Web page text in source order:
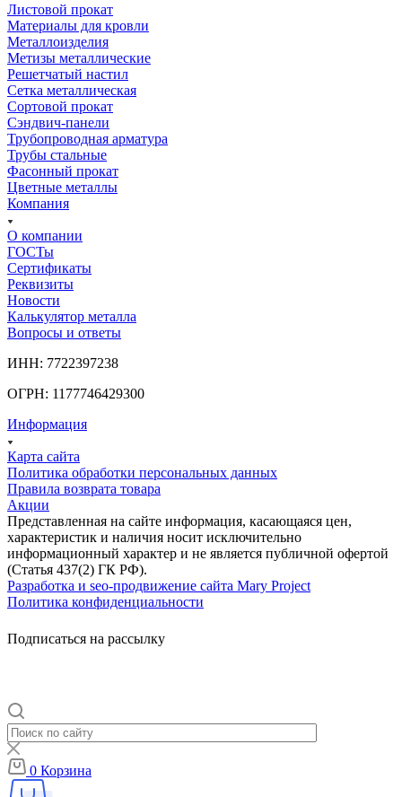
Листовой прокат
Материалы для кровли
Металлоизделия
Метизы металлические
Решетчатый настил
Сетка металлическая
Сортовой прокат
Сэндвич-панели
Трубопроводная арматура
Трубы стальные
Фасонный прокат
Цветные металлы
Компания
О компании
ГОСТы
Сертификаты
Реквизиты
Новости
Калькулятор металла
Вопросы и ответы
ИНН: 7722397238
ОГРН: 1177746429300
Информация
Карта сайта
Политика обработки персональных данных
Правила возврата товара
Акции
Представленная на сайте информация, касающаяся цен,
характеристик и наличия носит исключительно
информационный характер и не является публичной офертой
(Статья 437(2) ГК РФ).
Разработка и seo-продвижение сайта Mary Project
Политика конфиденциальности
Подписаться на рассылку
0 Корзина